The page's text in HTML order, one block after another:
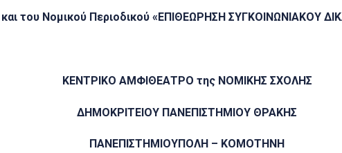
και του Νομικού Περιοδικού «ΕΠΙΘΕΩΡΗΣΗ ΣΥΓΚΟΙΝΩΝΙΑΚΟΥ
ΚΕΝΤΡΙΚΟ ΑΜΦΙΘΕΑΤΡΟ της ΝΟΜΙΚΗΣ ΣΧΟΛΗΣ
ΔΗΜΟΚΡΙΤΕΙΟΥ ΠΑΝΕΠΙΣΤΗΜΙΟΥ ΘΡΑΚΗΣ
ΠΑΝΕΠΙΣΤΗΜΙΟΥΠΟΛΗ – ΚΟΜΟΤΗΝΗ